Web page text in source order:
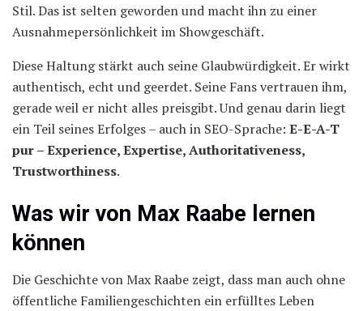
Stil. Das ist selten geworden und macht ihn zu einer
Ausnahmepersönlichkeit im Showgeschäft.
Diese Haltung stärkt auch seine Glaubwürdigkeit. Er wirkt
authentisch, echt und geerdet. Seine Fans vertrauen ihm,
gerade weil er nicht alles preisgibt. Und genau darin liegt
ein Teil seines Erfolges – auch in SEO-Sprache: E-E-A-T
pur – Experience, Expertise, Authoritativeness,
Trustworthiness.
Was wir von Max Raabe lernen
können
Die Geschichte von Max Raabe zeigt, dass man auch ohne
öffentliche Familiengeschichten ein erfülltes Leben